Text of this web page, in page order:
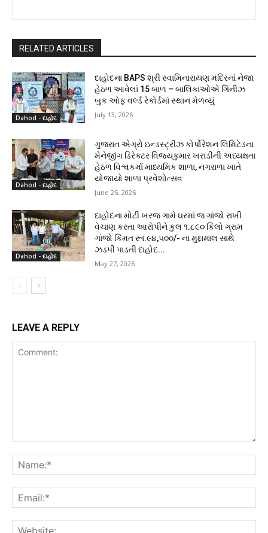
RELATED ARTICLES
Dahod - દાહોદ
દાહોદના BAPS શ્રી સ્વામિનારાયણ મંદિરનાં નેજા
હેઠળ આવેલાં 15 બાળ – બાલિકાઓએ ગિનીઝ
બુક ઓફ વર્લ્ડ રેકોર્ડમાં સ્થાન મેળવ્યું
July 13, 2026
Dahod - દાહોદ
ગુજરાત એગ્રો ઇન્ડસ્ટ્રીઝ કોર્પોરેશન લિમિટેડના
મેનેજીંગ ડિરેક્ટર વિજયકુમાર ખરાડીની અધ્યક્ષતા
હેઠળ વિશ્વકર્મા માધ્યમિક શાળા, નગરાળા ખાતે
યોજાયો શાળા પ્રવેશોત્સવ
June 25, 2026
Dahod - દાહોદ
દાહોદના મોટી ખરજ ગામે ઘરમાં જ ગાંજો રાખી
વેચાણ કરતા આરોપીને કુલ ૧.૮૯૦ કિલો ગ્રામ
ગાંજો કિંમત રૂા.૯૪,૫૦૦/- ના મુદ્દામાલ સાથે
ઝડપી પાડતી દાહોદ...
May 27, 2026
LEAVE A REPLY